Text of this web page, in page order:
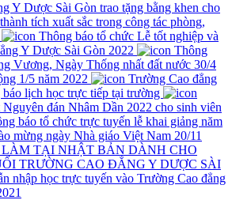
Y Dược Sài Gòn trao tặng bằng khen cho
tích xuất sắc trong công tác phòng,
Thông báo tổ chức Lễ tốt nghiệp và
Y Dược Sài Gòn 2022
Thông
Vương, Ngày Thống nhất đất nước 30/4
1/5 năm 2022
Trường Cao đẳng
lịch học trực tiếp tại trường
đán Nhâm Dần 2022 cho sinh viên
báo tổ chức trực tuyến lễ khai giảng năm
mừng ngày Nhà giáo Việt Nam 20/11
LÀM TẠI NHẬT BẢN DÀNH CHO
TRƯỜNG CAO ĐẲNG Y DƯỢC SÀI
nhập học trực tuyến vào Trường Cao đẳng